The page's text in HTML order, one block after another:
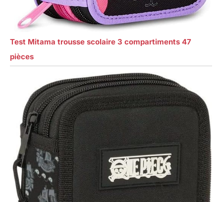
Test Mitama trousse scolaire 3 compartiments 47
pièces